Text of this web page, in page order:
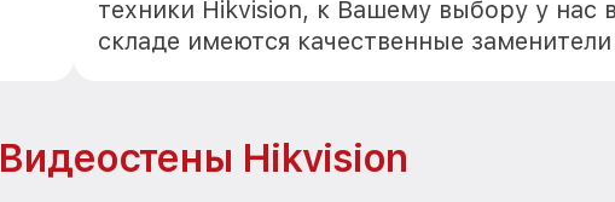
техники Hikvision, к Вашему выбору у нас
складе имеются качественные заменители
Видеостены Hikvision